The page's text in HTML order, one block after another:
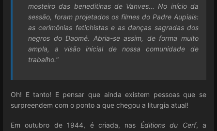
mosteiro das beneditinas de Vanves... No início da
sessão, foram projetados os filmes do Padre Aupiais:
as cerimônias fetichistas e as danças sagradas dos
negros do Daomé. Abria-se assim, de forma muito
ampla, a visão inicial de nossa comunidade de
trabalho."
Oh! E tanto! E pensar que ainda existem pessoas que se
surpreendem com o ponto a que chegou a liturgia atual!
Em outubro de 1944, é criada, nas Éditions du Cerf, a